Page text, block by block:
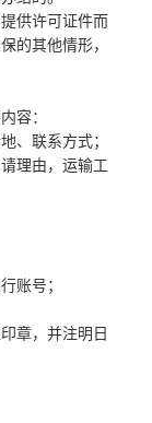
供许可证件而
的其他情形，
容：
、联系方式；
理由，运输工
账号；
章，并注明日